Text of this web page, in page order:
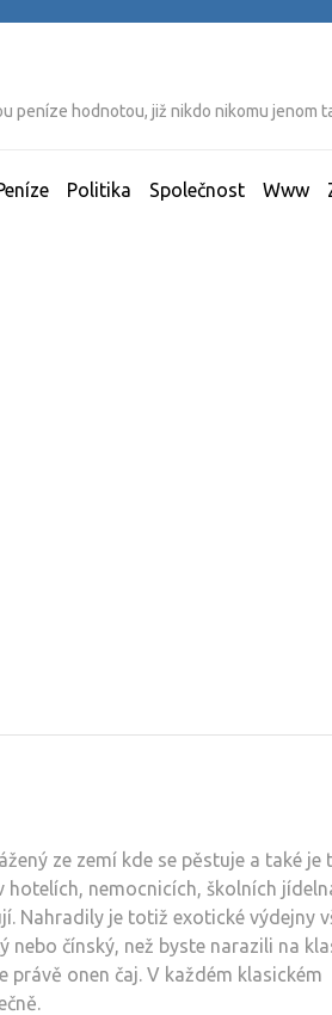
peníze hodnotou, již nikdo nikomu jenom
Politika Společnost Www
ze zemí kde se pěstuje a také je
hotelích, nemocnicích, školních
Nahradily je totiž exotické výdejny
nebo čínský, než byste narazili na
právě onen čaj. V každém klasickém